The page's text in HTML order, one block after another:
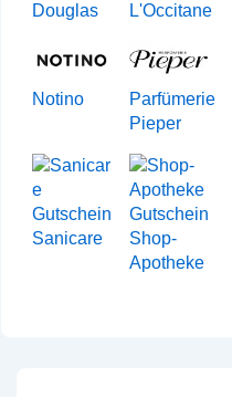
Douglas L'Occitane
Notino
Parfümerie
Pieper
Sanicare
Shop-
Apotheke